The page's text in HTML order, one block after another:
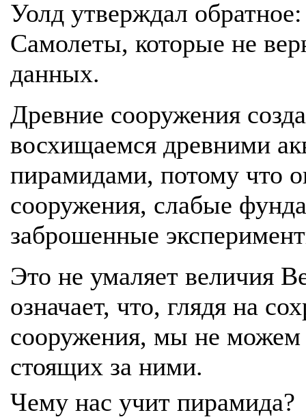
Уолд утверждал
Самолеты, которые не
данных.
Древние сооружения
восхищаемся древними
пирамидами, потому что
сооружения, слабые
заброшенные
Это не умаляет величия
означает, что, глядя на
сооружения, мы не можем
стоящих за ними.
Чему нас учит пирамида?